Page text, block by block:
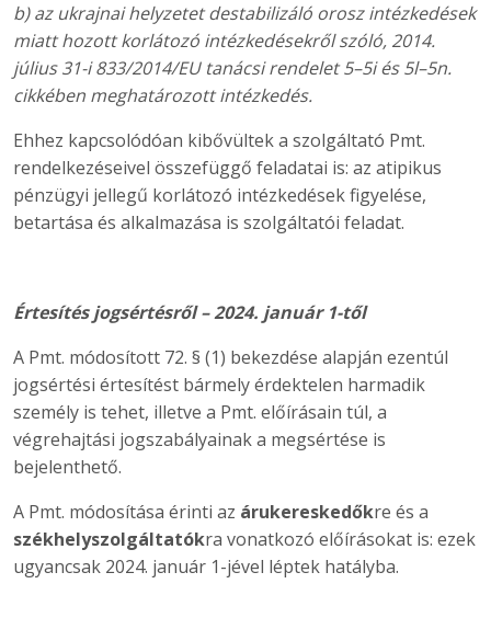
b) az ukrajnai helyzetet destabilizáló orosz intézkedések
miatt hozott korlátozó intézkedésekről szóló, 2014.
július 31-i 833/2014/EU tanácsi rendelet 5–5i és 5l–5n.
cikkében meghatározott intézkedés.
Ehhez kapcsolódóan kibővültek a szolgáltató Pmt.
rendelkezéseivel összefüggő feladatai is: az atipikus
pénzügyi jellegű korlátozó intézkedések figyelése,
betartása és alkalmazása is szolgáltatói feladat.
Értesítés jogsértésről – 2024. január 1-től
A Pmt. módosított 72. § (1) bekezdése alapján ezentúl
jogsértési értesítést bármely érdektelen harmadik
személy is tehet, illetve a Pmt. előírásain túl, a
végrehajtási jogszabályainak a megsértése is
bejelenthető.
A Pmt. módosítása érinti az árukereskedőkre és a
székhelyszolgáltatókra vonatkozó előírásokat is: ezek
ugyancsak 2024. január 1-jével léptek hatályba.